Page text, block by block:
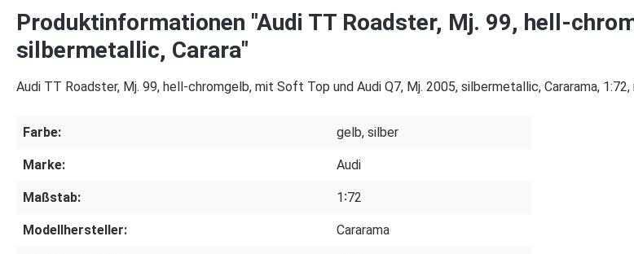
Produktinformationen "Audi TT Roadster, Mj. 99, hell-
silbermetallic, Carara"
Audi TT Roadster, Mj. 99, hell-chromgelb, mit Soft Top und Audi Q7, Mj. 2005, silbermetallic, Cararama, 1:72,
Farbe: gelb, silber
Marke: Audi
Maßstab: 1∶72
Modellhersteller: Cararama